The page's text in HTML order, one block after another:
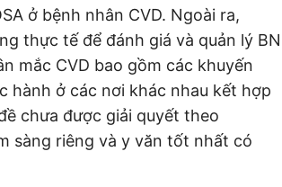
ở bệnh nhân CVD. Ngoài ra,
thực tế để đánh giá và quản lý BN
mắc CVD bao gồm các khuyến
ở các nơi khác nhau kết hợp
chưa được giải quyết theo
sàng riêng và y văn tốt nhất có